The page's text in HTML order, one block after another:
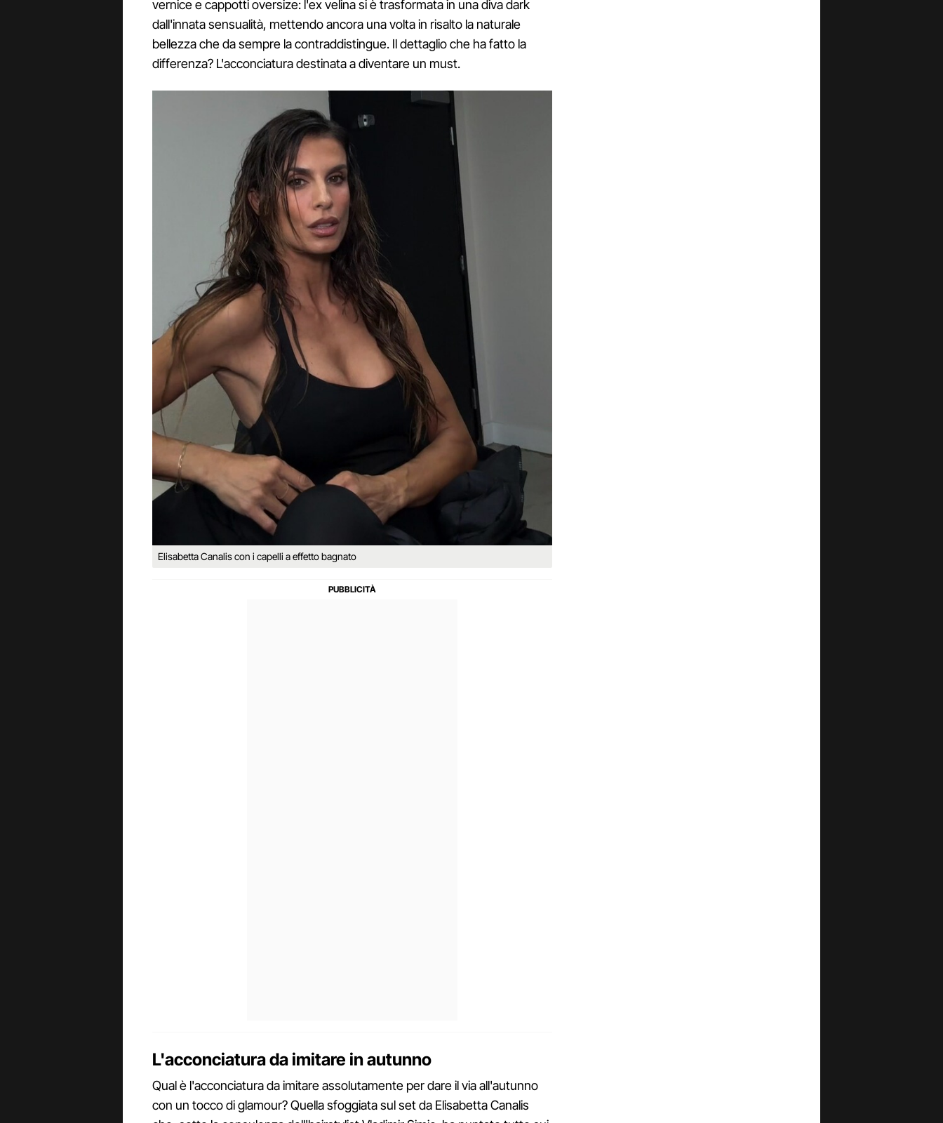
vernice e cappotti oversize: l'ex velina si è trasformata in una diva dark
dall'innata sensualità, mettendo ancora una volta in risalto la naturale
bellezza che da sempre la contraddistingue. Il dettaglio che ha fatto la
differenza? L'acconciatura destinata a diventare un must.
Elisabetta Canalis con i capelli a effetto bagnato
L'acconciatura da imitare in autunno
Qual è l'acconciatura da imitare assolutamente per dare il via all'autunno
con un tocco di glamour? Quella sfoggiata sul set da Elisabetta Canalis